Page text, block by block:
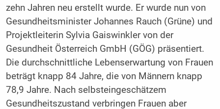
zehn Jahren neu erstellt wurde. Er wurde nun von
Gesundheitsminister Johannes Rauch (Grüne) und
Projektleiterin Sylvia Gaiswinkler von der
Gesundheit Österreich GmbH (GÖG) präsentiert.
Die durchschnittliche Lebenserwartung von Frauen
beträgt knapp 84 Jahre, die von Männern knapp
78,9 Jahre. Nach selbsteingeschätzem
Gesundheitszustand verbringen Frauen aber